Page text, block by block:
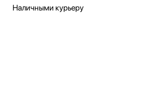
Наличными курьеру